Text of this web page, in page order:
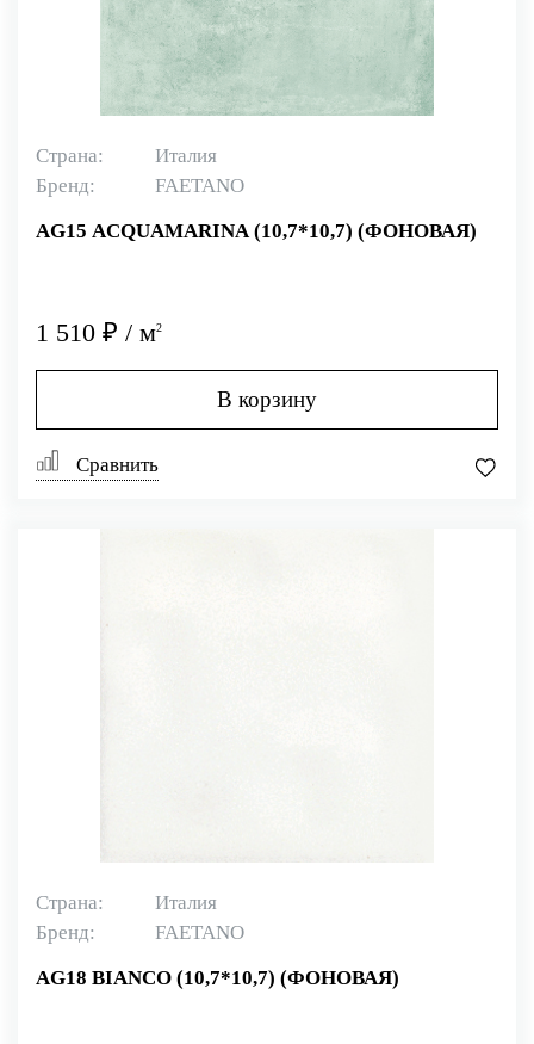
Страна:
Италия
Бренд:
FAETANO
AG15 ACQUAMARINA (10,7*10,7) (ФОНОВАЯ)
1 510 ₽ / м2
В корзину
Сравнить
Страна:
Италия
Бренд:
FAETANO
AG18 BIANCO (10,7*10,7) (ФОНОВАЯ)